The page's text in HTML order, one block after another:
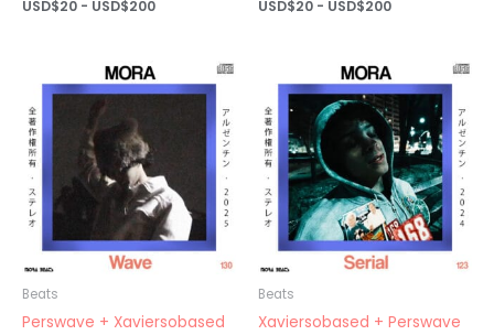
USD$20 - USD$200Rango
USD$20
hasta
USD$20 - USD$200Rango
USD$20
hasta
USD$200
Beats
Perswave + Xaviersobased
Beats
Xaviersobased + Perswave